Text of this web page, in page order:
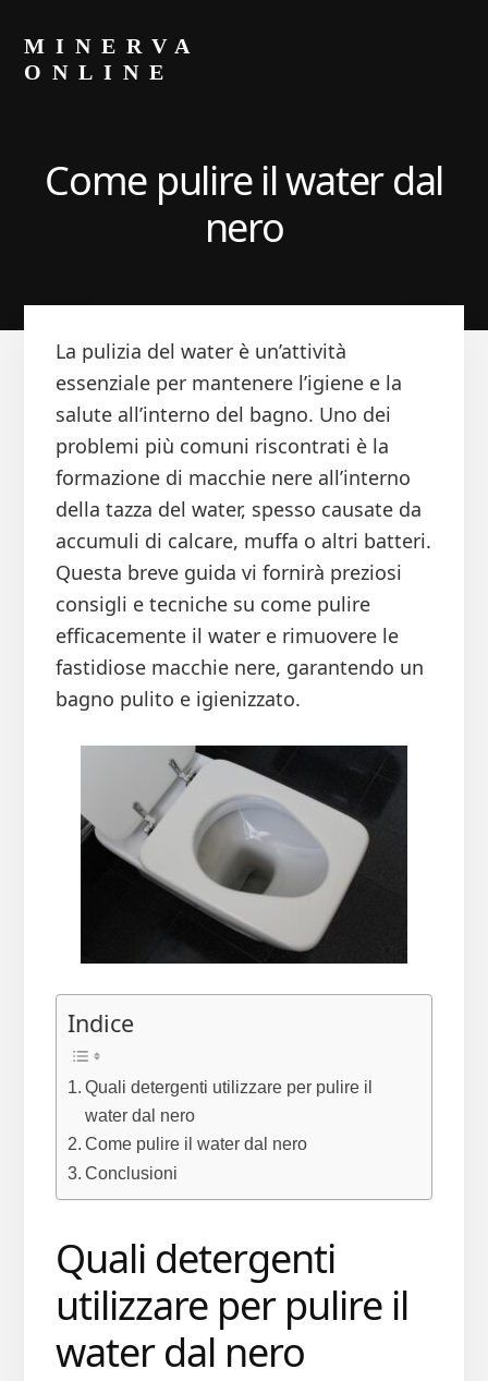
primary
sidebar
content
MINERVA
ONLINE
Minerva
Come pulire il water dal
nero
La pulizia del water è un’attività
essenziale per mantenere l’igiene e la
salute all’interno del bagno. Uno dei
problemi più comuni riscontrati è la
formazione di macchie nere all’interno
della tazza del water, spesso causate da
accumuli di calcare, muffa o altri batteri.
Questa breve guida vi fornirà preziosi
consigli e tecniche su come pulire
efficacemente il water e rimuovere le
fastidiose macchie nere, garantendo un
bagno pulito e igienizzato.
Indice
Quali detergenti utilizzare per pulire il
water dal nero
Come pulire il water dal nero
Conclusioni
Quali detergenti
utilizzare per pulire il
water dal nero